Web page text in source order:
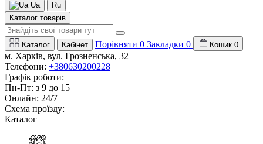
Ua
Ru
Каталог товарів
Каталог Кабінет Порівняти 0 Закладки 0 Кошик 0
м. Харків, вул. Грозненська, 32
Телефони: +380630200228
Графік роботи:
Пн-Пт: з 9 до 15
Онлайн: 24/7
Схема проїзду:
Каталог